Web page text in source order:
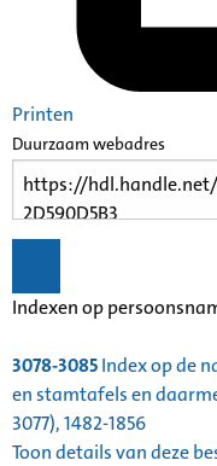
Printen
Duurzaam webadres
Indexen op
3078-3085Index op de
en stamtafels en
3077), 1482-1856
Toon details van deze